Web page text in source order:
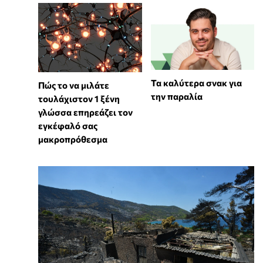
Προσαγωγή τεσσάρων γυναικών
στη Βουλή
14:39:18
«Είναι λυπηρό ότι αυτή την ημέρα στη Βουλή
πραγματοποιήθηκαν συλλήψεις και
προσαγωγές τεσσαρών νεαρών κοριστιών και
Error loading embed
⁠Πώς το να μιλάτε
τουλάχιστον 1 ξένη
γλώσσα επηρεάζει τον
εγκέφαλό σας
μακροπρόθεσμα
Τα καλύτερα σνακ για
την παραλία